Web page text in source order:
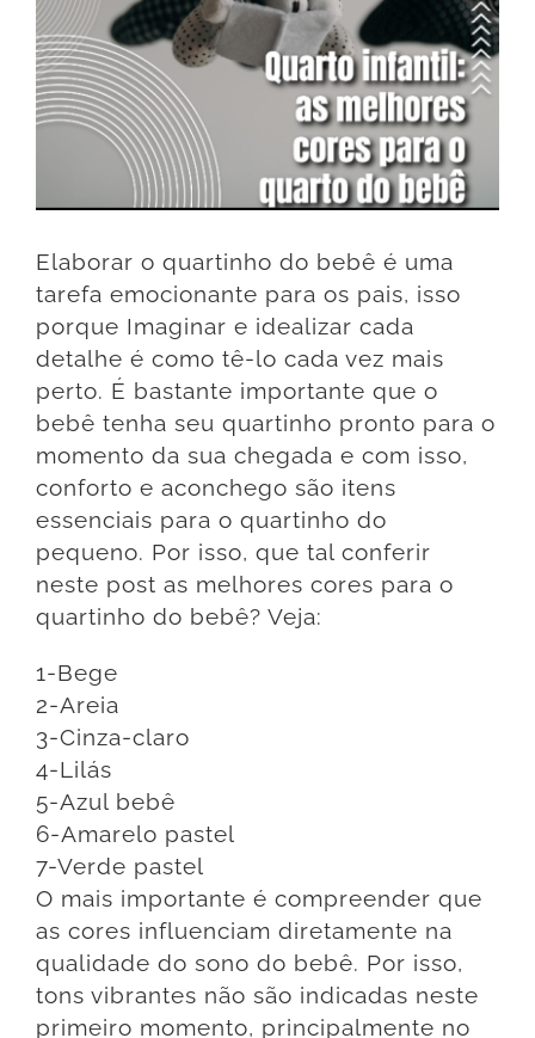
Elaborar o quartinho do bebê é uma
tarefa emocionante para os pais, isso
porque Imaginar e idealizar cada
detalhe é como tê-lo cada vez mais
perto. É bastante importante que o
bebê tenha seu quartinho pronto para o
momento da sua chegada e com isso,
conforto e aconchego são itens
essenciais para o quartinho do
pequeno. Por isso, que tal conferir
neste post as melhores cores para o
quartinho do bebê? Veja:
1-Bege
2-Areia
3-Cinza-claro
4-Lilás
5-Azul bebê
6-Amarelo pastel
7-Verde pastel
O mais importante é compreender que
as cores influenciam diretamente na
qualidade do sono do bebê. Por isso,
tons vibrantes não são indicadas neste
primeiro momento, principalmente no